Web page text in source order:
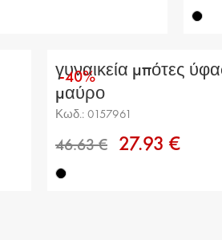
48.37 €
-40%
γυναικεία μπότες
μαύρο
Κωδ.: 0157961
27.93 €